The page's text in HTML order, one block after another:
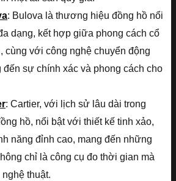
: Bulova là thương hiệu đồng hồ nổi
dạng, kết hợp giữa phong cách cổ
cùng với công nghệ chuyển động
đến sự chính xác và phong cách cho
: Cartier, với lịch sử lâu dài trong
hồ, nổi bật với thiết kế tinh xảo,
năng đỉnh cao, mang đến những
chỉ là công cụ đo thời gian mà
thuật.